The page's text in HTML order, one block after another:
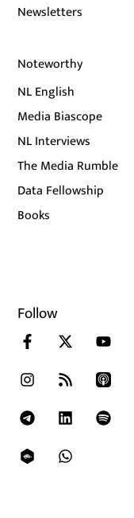
Newsletters
Noteworthy
NL English
Media Biascope
NL Interviews
The Media Rumble
Data Fellowship
Books
Follow